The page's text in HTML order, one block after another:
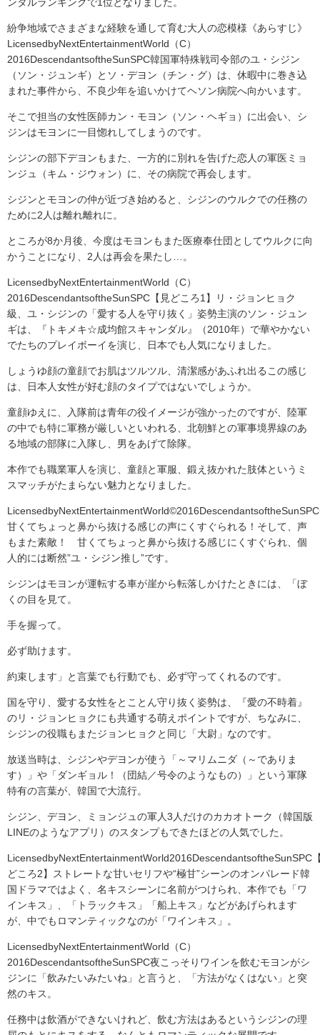
紛争地域でさまざまな経験を通して育む大人の恋模様《あらすじ》
LicensedbyNextEntertainmentWorld（C）
2016DescendantsoftheSunSPC韓国軍特殊戦司令部のユ・シジン
（ソン・ジュンギ）とソ・デヨン（チン・グ）は、休暇中に巻き込
まれた事件から、不良少年を追いかけてヘソン病院へ向かいます。
そこで担当の女性医師カン・モヨン（ソン・ヘギョ）に出会い、シ
ジンはモヨンに一目惚れしてしまうのです。
シジンの部下デヨンもまた、一方的に別れを告げた恋人の軍医ミョ
ンジュ（キム・ジウォン）に、その病院で再会します。
シジンとモヨンの仲が近づき始めると、シジンのウルクでの任務の
ために2人は離れ離れに。
ところが8か月後、今度はモヨンもまた医療奉仕団としてウルクに向
かうことになり、2人は再会を果たし…。
LicensedbyNextEntertainmentWorld（C）
2016DescendantsoftheSunSPC【見どころ1】リ・ジョンヒョク
級、ユ・シジンの「愛する人を守り抜く」姿勢主演のソン・ジュン
ギは、『トキメキ☆成均館スキャンダル』（2010年）で華やかない
でたちのプレイボーイを演じ、日本でも人気になりました。
しょうゆ顔の童顔でお肌はツルツル、清潔感があふれ出るこの感じ
は、日本人女性が好む顔のタイプではないでしょうか。
童顔ゆえに、入隊前は青年の役イメージが強かったのですが、陸軍
の中でも特に軍務が厳しいといわれる、北朝鮮との軍事境界線のあ
る地域の部隊に入隊し、男をあげて除隊。
本作でも職業軍人を演じ、童顔と軍服、鍛え抜かれた肢体というミ
スマッチがたまらない魅力となりました。
甘くてちょっと鼻から抜ける感じの声にくすぐられる！そして、声
もまた素敵！ 甘くてちょっと鼻から抜ける感じにくすぐられ、個
人的には断然”ユ・シジン推し”です。
シジンはモヨンが運転する車が崖から転落しかけたときには、「ぼ
くの目を見て。
手を握って。
必ず助けます。
約束します」と言葉でも行動でも、必ず守ってくれるのです。
国を守り、愛する女性をとことん守り抜く姿勢は、『愛の不時着』
のリ・ジョンヒョクにも共通する萌えポイントですが、ちなみに、
シジンの役職もまたジョンヒョクと同じ「大尉」なのです。
放送当時は、シジンやデヨンが使う「～マリムニダ（～でありま
す）」や「ダンギョル！（団結／号令のようなもの）」という軍隊
特有の言葉が、韓国で大流行。
シジン、デヨン、ミョンジュの軍人3人だけのカカオトーク（韓国版
LINEのようなアプリ）のスタンプもできたほどの人気でした。
LicensedbyNextEntertainmentWorld2016DescendantsoftheSunSPC
どころ2】ストレートな甘いセリフや“極甘”シーンのオンパレード韓
国ドラマではよく、名キスシーンに名前がつけられ、本作でも「ワ
インキス」、「トラックキス」「船上キス」などがあげられます
が、中でもロマンティックなのが「ワインキス」。
LicensedbyNextEntertainmentWorld（C）
2016DescendantsoftheSunSPC夜こっそりワインを飲むモヨンがシ
ジンに「飲みたいみたいね」と言うと、「方法がなくはない」と突
然のキス。
任務中は飲酒ができないけれど、飲む方法はあるというシジンの理